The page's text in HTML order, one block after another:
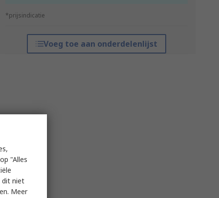
*prijsindicatie
Voeg toe aan onderdelenlijst
"Alles
dit niet
Meer